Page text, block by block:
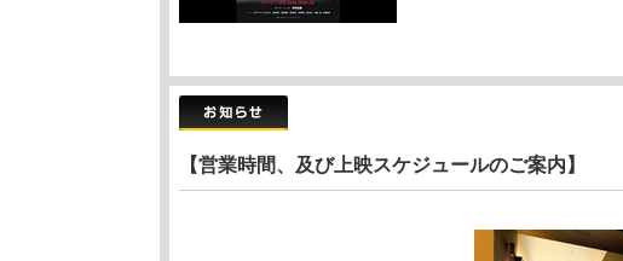
【営業時間、及び上映スケジュールのご案内】